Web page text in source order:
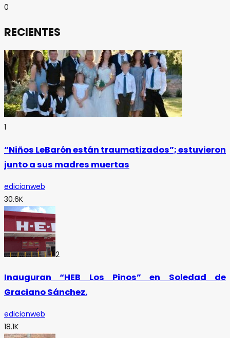
0
RECIENTES
1
“Niños LeBarón están traumatizados”; estuvieron
junto a sus madres muertas
edicionweb
30.6K
2
Inauguran “HEB Los Pinos” en Soledad de
Graciano Sánchez.
edicionweb
18.1K